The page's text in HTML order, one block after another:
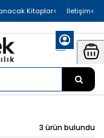
>İletişim
>Yayımlanacak Kitaplar
3 ürün bulundu